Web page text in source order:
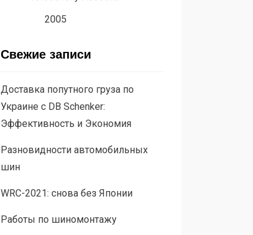
2005
Свежие записи
Доставка попутного груза по
Украине с DB Schenker:
Эффективность и Экономия
Разновидности автомобильных
шин
WRC-2021: снова без Японии
Работы по шиномонтажу